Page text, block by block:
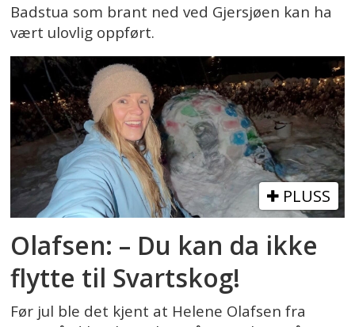
Badstua som brant ned ved Gjersjøen kan ha
vært ulovlig oppført.
PLUSS
Olafsen: – Du kan da ikke
flytte til Svartskog!
Før jul ble det kjent at Helene Olafsen fra